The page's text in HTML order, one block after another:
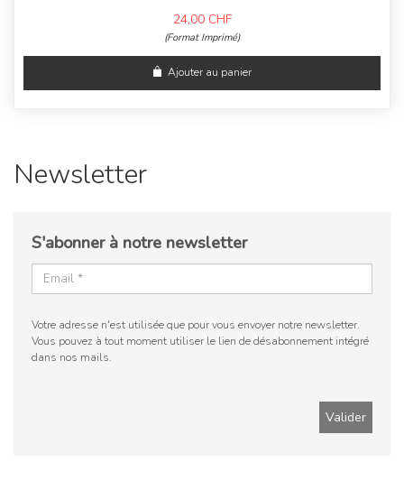
24,00 CHF
(Format Imprimé)
Ajouter au panier
Newsletter
S'abonner à notre newsletter
Votre adresse n'est utilisée que pour vous envoyer notre newsletter.
Vous pouvez à tout moment utiliser le lien de désabonnement intégré
dans nos mails.